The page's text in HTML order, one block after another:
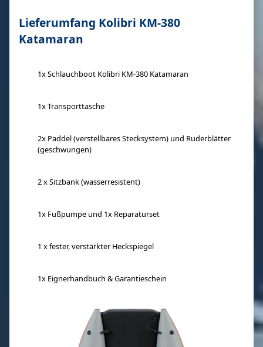
Lieferumfang Kolibri KM-380
Katamaran
1x Schlauchboot Kolibri KM-380 Katamaran
1x Transporttasche
2x Paddel (verstellbares Stecksystem) und Ruderblätter
(geschwungen)
2 x Sitzbank (wasserresistent)
1x Fußpumpe und 1x Reparaturset
1 x fester, verstärkter Heckspiegel
1x Eignerhandbuch & Garantieschein